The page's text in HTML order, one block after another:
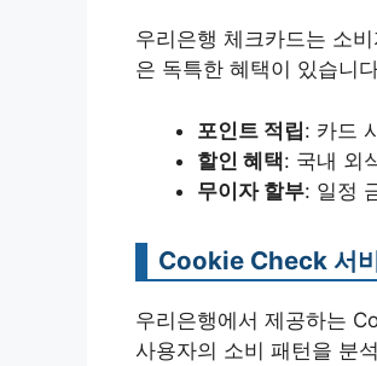
우리은행 체크카드는 소
은 독특한 혜택이 있습니
포인트 적립: 카드
할인 혜택: 국내 외
무이자 할부: 일정
Cookie Check 서
우리은행에서 제공하는
사용자의 소비 패턴을 분